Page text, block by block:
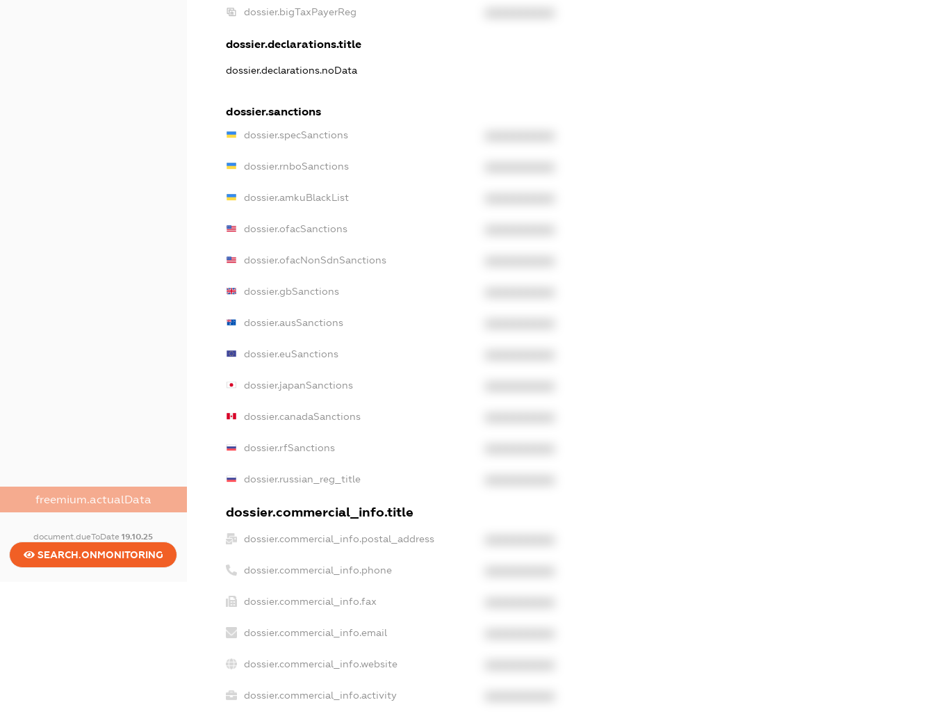
freemium.actualData
document.dueToDate19.10.25
SEARCH.ONMONITORING
dossier.bigTaxPayerReg
dossier.declarations.title
dossier.declarations.noData
dossier.sanctions
dossier.specSanctions
dossier.rnboSanctions
dossier.amkuBlackList
dossier.ofacSanctions
dossier.ofacNonSdnSanctions
dossier.gbSanctions
dossier.ausSanctions
dossier.euSanctions
dossier.japanSanctions
dossier.canadaSanctions
dossier.rfSanctions
dossier.russian_reg_title
dossier.commercial_info.title
dossier.commercial_info.postal_address
dossier.commercial_info.phone
dossier.commercial_info.fax
dossier.commercial_info.email
dossier.commercial_info.website
dossier.commercial_info.activity